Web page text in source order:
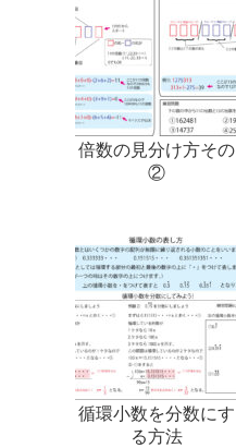
倍数の見分け方その
②
循環小数を分数にす
る方法